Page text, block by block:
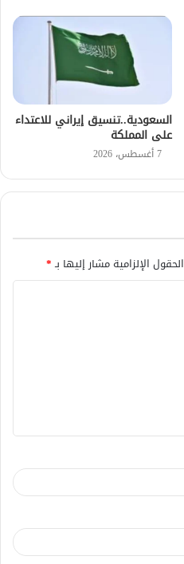
السعودية..تنسيق إيراني للاعتداء
على المملكة
7 أغسطس، 2026
الحقول الإلزامية مشار إليها بـ*